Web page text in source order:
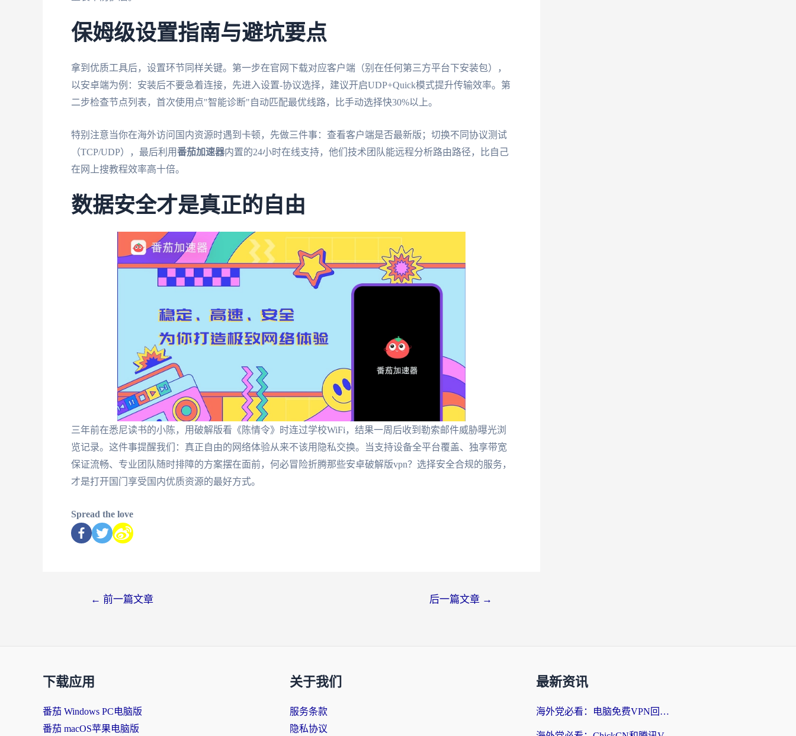
保姆级设置指南与避坑要点
拿到优质工具后，设置环节同样关键。第一步在官网下载对应客户端（别在任何第三方平台下安装包），
以安卓端为例：安装后不要急着连接，先进入设置-协议选择，建议开启UDP+Quick模式提升传输效率。第
二步检查节点列表，首次使用点"智能诊断"自动匹配最优线路，比手动选择快30%以上。
特别注意当你在海外访问国内资源时遇到卡顿，先做三件事：查看客户端是否最新版；切换不同协议测试
（TCP/UDP），最后利用番茄加速器内置的24小时在线支持，他们技术团队能远程分析路由路径，比自己
在网上搜教程效率高十倍。
数据安全才是真正的自由
三年前在悉尼读书的小陈，用破解版看《陈情令》时连过学校WiFi，结果一周后收到勒索邮件威胁曝光浏
览记录。这件事提醒我们：真正自由的网络体验从来不该用隐私交换。当支持设备全平台覆盖、独享带宽
保证流畅、专业团队随时排障的方案摆在面前，何必冒险折腾那些安卓破解版vpn？选择安全合规的服务，
才是打开国门享受国内优质资源的最好方式。
Spread the love
← 前一篇文章 后一篇文章 →
下载应用
番茄 Windows PC电脑版
番茄 macOS苹果电脑版
关于我们
服务条款
隐私协议
最新资讯
海外党必看：电脑免费VPN回国真的靠谱吗？附实测对比与最优方案指南